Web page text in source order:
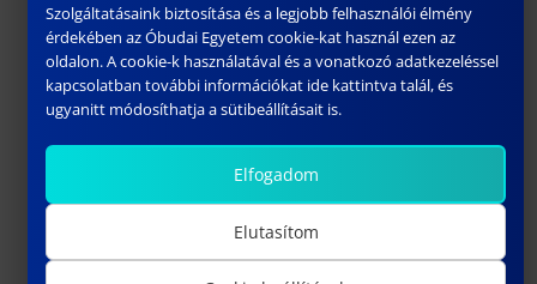
Fokvári Adrien
Szolgáltatásaink biztosítása és a legjobb felhasználói élmény
érdekében az Óbudai Egyetem cookie-kat használ ezen az
oldalon. A cookie-k használatával és a vonatkozó adatkezeléssel
kapcsolatban további információkat ide kattintva talál, és
ugyanitt módosíthatja a sütibeállításait is.
Elfogadom
Elutasítom